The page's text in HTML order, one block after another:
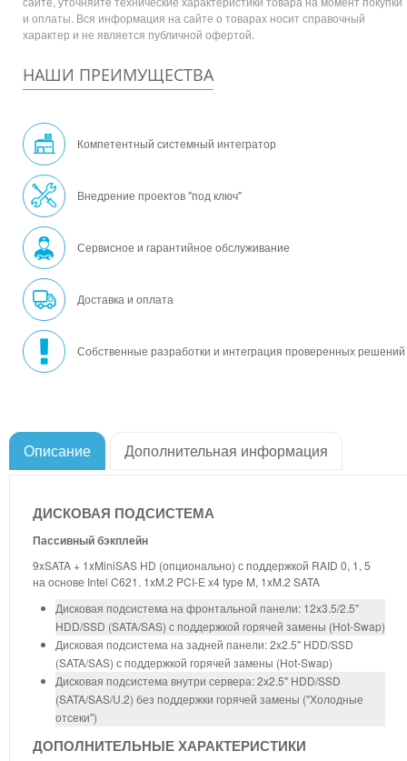
и оплаты. Вся информация на сайте о товарах носит справочный
характер и не является публичной офертой.
НАШИ ПРЕИМУЩЕСТВА
Компетентный системный интегратор
Внедрение проектов "под ключ"
Сервисное и гарантийное обслуживание
Доставка и оплата
Собственные разработки и интеграция проверенных решений
Описание Дополнительная информация
ДИСКОВАЯ ПОДСИСТЕМА
Пассивный бэкплейн
9xSATA + 1xMiniSAS HD (опционально) с поддержкой RAID 0, 1, 5
на основе Intel C621. 1xM.2 PCI-E x4 type M, 1xM.2 SATA
Дисковая подсистема на фронтальной панели: 12x3.5/2.5"
HDD/SSD (SATA/SAS) с поддержкой горячей замены (Hot-Swap)
Дисковая подсистема на задней панели: 2x2.5" HDD/SSD
(SATA/SAS) с поддержкой горячей замены (Hot-Swap)
Дисковая подсистема внутри сервера: 2x2.5" HDD/SSD
(SATA/SAS/U.2) без поддержки горячей замены ("Холодные
отсеки")
ДОПОЛНИТЕЛЬНЫЕ ХАРАКТЕРИСТИКИ